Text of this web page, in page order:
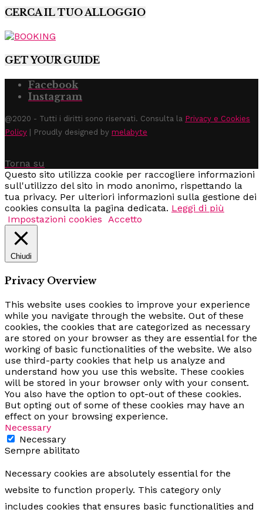
CERCA IL TUO ALLOGGIO
GET YOUR GUIDE
Facebook
Instagram
@2020 - Tutti i diritti sono riservati. Consulta la Privacy e Cookies
Policy | Proudly designed by melabyte
Torna su
Questo sito utilizza cookie per raccogliere informazioni
sull'utilizzo del sito in modo anonimo, rispettando la
tua privacy. Per ulteriori informazioni sulla gestione dei
cookies consulta la pagina dedicata. Leggi di più
Impostazioni cookies
Accetto
Chiudi
Privacy Overview
This website uses cookies to improve your experience
while you navigate through the website. Out of these
cookies, the cookies that are categorized as necessary
are stored on your browser as they are essential for the
working of basic functionalities of the website. We also
use third-party cookies that help us analyze and
understand how you use this website. These cookies
will be stored in your browser only with your consent.
You also have the option to opt-out of these cookies.
But opting out of some of these cookies may have an
effect on your browsing experience.
Necessary
Necessary
Sempre abilitato
Necessary cookies are absolutely essential for the
website to function properly. This category only
includes cookies that ensures basic functionalities and